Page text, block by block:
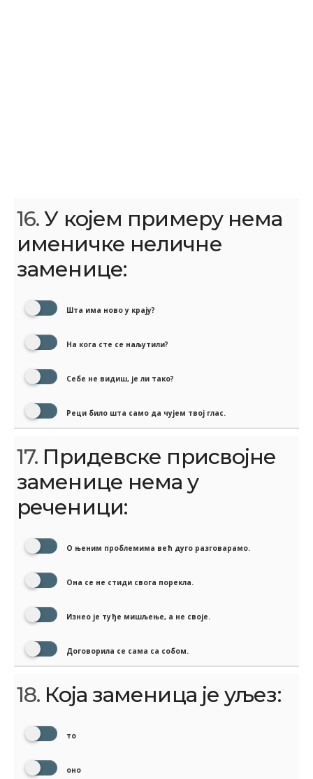
16.У којем примеру нема
именичке неличне
заменице:
Шта има ново у крају?
На кога сте се наљутили?
Себе не видиш, је ли тако?
Реци било шта само да чујем твој глас.
17. Придевске присвојне
заменице нема у
реченици:
О њеним проблемима већ дуго разговарамо.
Она се не стиди свога порекла.
Изнео је туђе мишљење, а не своје.
Договорила се сама са собом.
18. Која заменица је уљез:
то
оно